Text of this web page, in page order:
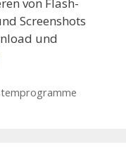
Screenshots
und